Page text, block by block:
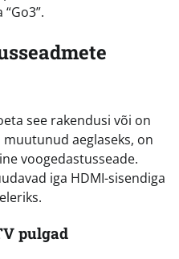
see rakendusi või on
aeglaseks, on
voogedastusseade.
iga HDMI-sisendiga
pulgad